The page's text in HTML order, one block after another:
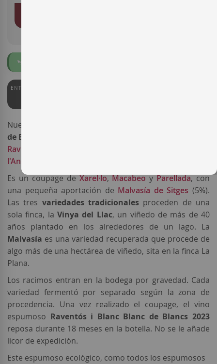
ENTERWINE
Nueva añada del espumoso
de Blancs
Raventós i Blanc
l'Anoia
Es un coupage deXarel·lo,MacabeoyParellada, con
una pequeña aportación de Malvasía de Sitges (5%).
Las tres variedades tradicionales proceden de una
sola finca, laVinya del Llac, un viñedo de más de 40
años plantado en los alrededores de un lago. La
Malvasía es una variedad recuperada que procede de
algo más de una hectárea de viñedo, sita en la finca La
Plana.
Los racimos entran en la bodega por gravedad. Cada
variedad fermentó por separado según la zona de
procedencia. Una vez realizado el coupage, el vino
espumoso Raventós i Blanc Blanc de Blancs 2023
reposa durante 18 meses en la botella. No se le añade
licor de expedición.
Este espumoso ecológico, como todos los espumosos